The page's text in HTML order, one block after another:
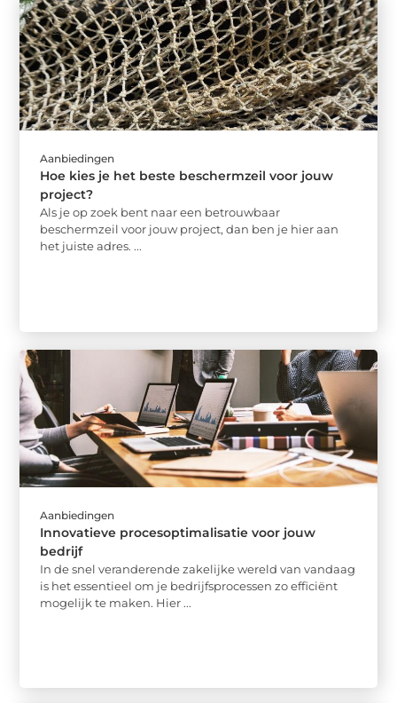
Aanbiedingen
Hoe kies je het beste beschermzeil voor jouw
project?
Als je op zoek bent naar een betrouwbaar
beschermzeil voor jouw project, dan ben je hier aan
het juiste adres. ...
Aanbiedingen
Innovatieve procesoptimalisatie voor jouw
bedrijf
In de snel veranderende zakelijke wereld van vandaag
is het essentieel om je bedrijfsprocessen zo efficiënt
mogelijk te maken. Hier ...